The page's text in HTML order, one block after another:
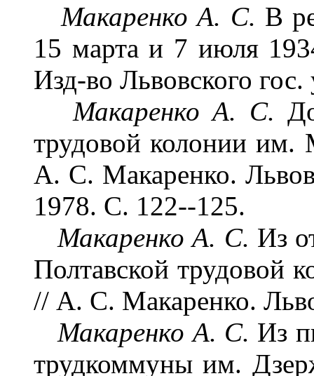
Макаренко А. С. В
15 марта и 7 июля
Изд-во Львовского
Макаренко А. С.
трудовой колонии
А. С. Макаренко.
1978. С. 122--125.
Макаренко А. С. Из
Полтавской трудовой
// А. С. Макаренко.
Макаренко А. С. Из
трудкоммуны им.